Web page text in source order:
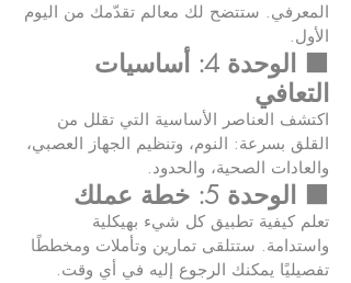
المعرفي. ستتضح لك معالم تقدّمك من اليوم
الأول.
🟧 الوحدة 4: أساسيات
التعافي
اكتشف العناصر الأساسية التي تقلل من
القلق بسرعة: النوم، وتنظيم الجهاز العصبي،
والعادات الصحية، والحدود.
🟫 الوحدة 5: خطة عملك
تعلم كيفية تطبيق كل شيء بهيكلية
واستدامة. ستتلقى تمارين وتأملات ومخططًا
تفصيليًا يمكنك الرجوع إليه في أي وقت.